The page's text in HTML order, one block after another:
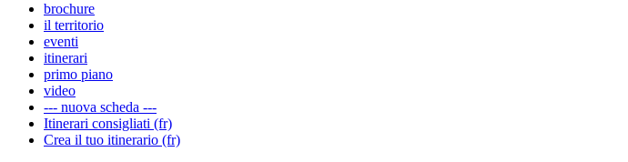
brochure
il territorio
eventi
itinerari
primo piano
video
--- nuova scheda ---
Itinerari consigliati (fr)
Crea il tuo itinerario (fr)